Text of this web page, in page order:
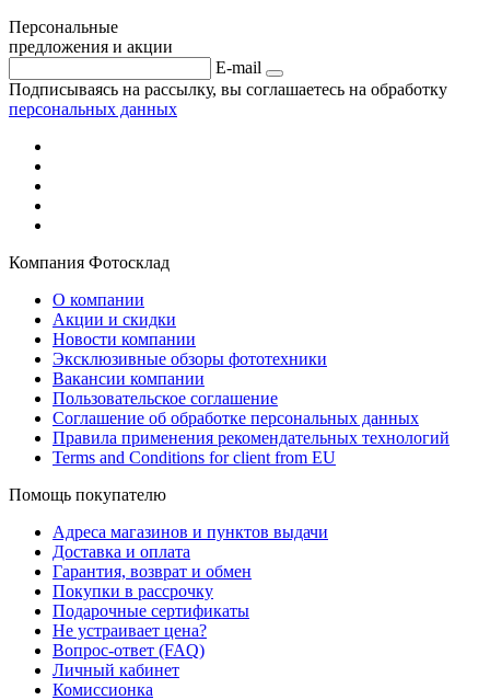
Персональные
предложения и акции
E-mail
Подписываясь на рассылку, вы соглашаетесь на обработку
персональных данных
Компания Фотосклад
О компании
Акции и скидки
Новости компании
Эксклюзивные обзоры фототехники
Вакансии компании
Пользовательское соглашение
Соглашение об обработке персональных данных
Правила применения рекомендательных технологий
Terms and Conditions for client from EU
Помощь покупателю
Адреса магазинов и пунктов выдачи
Доставка и оплата
Гарантия, возврат и обмен
Покупки в рассрочку
Подарочные сертификаты
Не устраивает цена?
Вопрос-ответ (FAQ)
Личный кабинет
Комиссионка